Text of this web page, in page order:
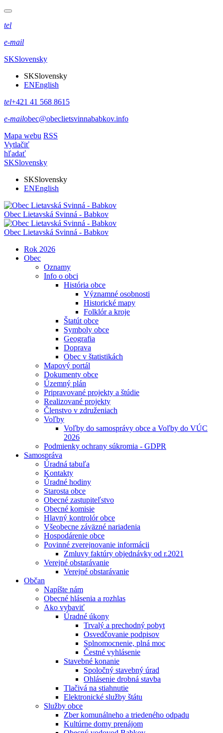
tel
e-mail
SKSlovensky
SKSlovensky
ENEnglish
tel+421 41 568 8615
e-mailobec@obeclietsvinnababkov.info
Mapa webu RSS
Vytlačiť
hľadať
SKSlovensky
SKSlovensky
ENEnglish
Obec Lietavská Svinná - Babkov
Obec Lietavská Svinná - Babkov
Rok 2026
Obec
Oznamy
Info o obci
História obce
Významné osobnosti
Historické mapy
Folklór a kroje
Štatút obce
Symboly obce
Geografia
Doprava
Obec v štatistikách
Mapový portál
Dokumenty obce
Územný plán
Pripravované projekty a štúdie
Realizované projekty
Členstvo v združeniach
Voľby
Voľby do samosprávy obce a Voľby do VÚC
2026
Podmienky ochrany súkromia - GDPR
Samospráva
Úradná tabuľa
Kontakty
Úradné hodiny
Starosta obce
Obecné zastupiteľstvo
Obecné komisie
Hlavný kontrolór obce
Všeobecne záväzné nariadenia
Hospodárenie obce
Povinné zverejnovanie informácii
Zmluvy faktúry objednávky od r.2021
Verejné obstarávanie
Verejné obstarávanie
Občan
Napíšte nám
Obecné hlásenia a rozhlas
Ako vybaviť
Úradné úkony
Trvalý a prechodný pobyt
Osvedčovanie podpisov
Splnomocnenie, plná moc
Čestné vyhlásenie
Stavebné konanie
Spoločný stavebný úrad
Ohlásenie drobná stavba
Tlačivá na stiahnutie
Elektronické služby štátu
Služby obce
Zber komunálneho a triedeného odpadu
Kultúrne domy prenájom